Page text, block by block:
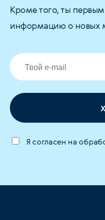
Кроме того, ты
информацию о новых
Я согласен на